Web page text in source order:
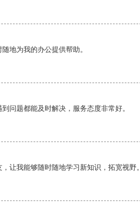
地为我的办公提供帮助。
问题都能及时解决，服务态度非常好。
让我能够随时随地学习新知识，拓宽视野。